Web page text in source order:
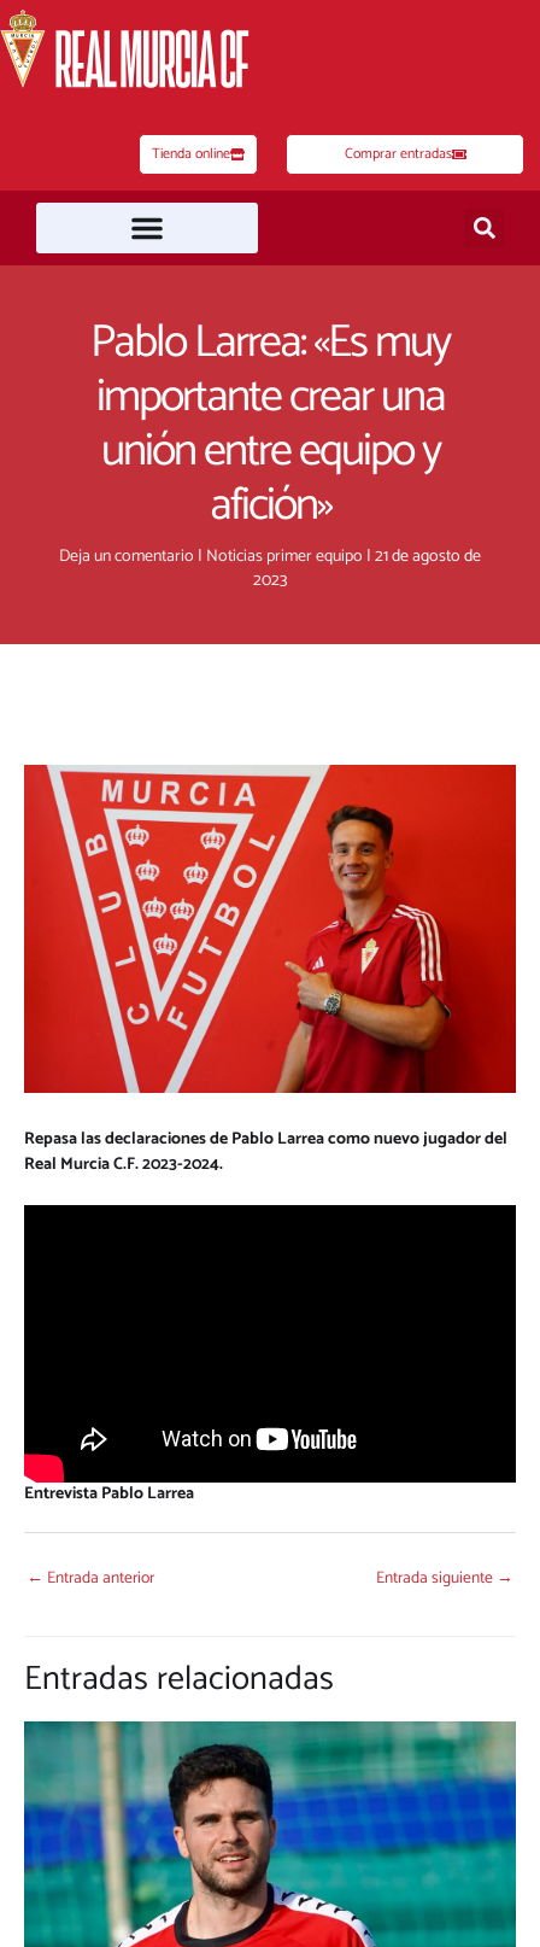
al
contenido
Tienda online Comprar entradas
Pablo Larrea: «Es muy
importante crear una
unión entre equipo y
afición»
Deja un comentario | Noticias primer equipo |21 de agosto de
2023
Repasa las declaraciones de Pablo Larrea como nuevo jugador del
Real Murcia C.F. 2023-2024.
Entrevista Pablo Larrea
← Entrada anterior Entrada siguiente →
Entradas relacionadas